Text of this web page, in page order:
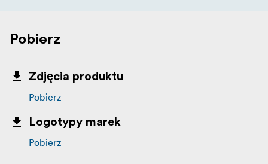
Pobierz
Zdjęcia produktu
Pobierz
Logotypy marek
Pobierz